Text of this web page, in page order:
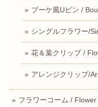
ブーケ風Uピン /
シングルフラワー/
花＆葉クリップ /
アレンジクリップ/
フラワーコーム /